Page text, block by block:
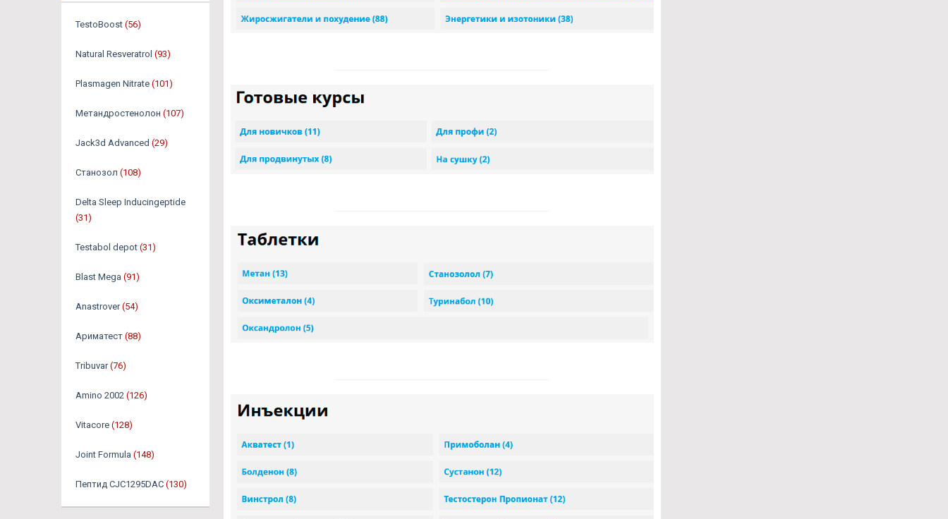
TestoBoost (56)
Natural Resveratrol (93)
Plasmagen Nitrate (101)
Метандростенолон (107)
Jack3d Advanced (29)
Станозол (108)
Delta Sleep Inducingeptide
(31)
Testabol depot (31)
Blast Mega (91)
Anastrover (54)
Ариматест (88)
Tribuvar (76)
Amino 2002 (126)
Vitacore (128)
Joint Formula (148)
Пептид CJC1295DAC (130)